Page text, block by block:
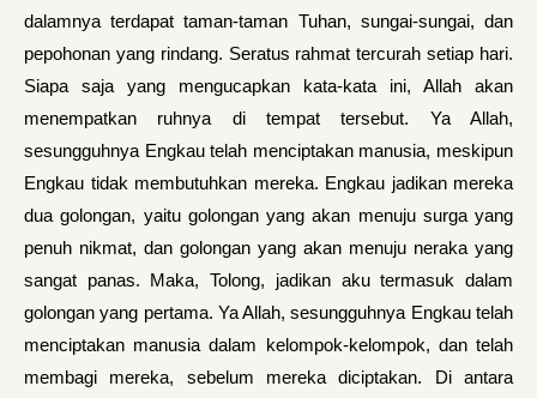
dalamnya terdapat taman-taman Tuhan, sungai-sungai, dan
pepohonan yang rindang. Seratus rahmat tercurah setiap hari.
Siapa saja yang mengucapkan kata-kata ini, Allah akan
menempatkan ruhnya di tempat tersebut. Ya Allah,
sesungguhnya Engkau telah menciptakan manusia, meskipun
Engkau tidak membutuhkan mereka. Engkau jadikan mereka
dua golongan, yaitu golongan yang akan menuju surga yang
penuh nikmat, dan golongan yang akan menuju neraka yang
sangat panas. Maka, Tolong, jadikan aku termasuk dalam
golongan yang pertama. Ya Allah, sesungguhnya Engkau telah
menciptakan manusia dalam kelompok-kelompok, dan telah
membagi mereka, sebelum mereka diciptakan. Di antara